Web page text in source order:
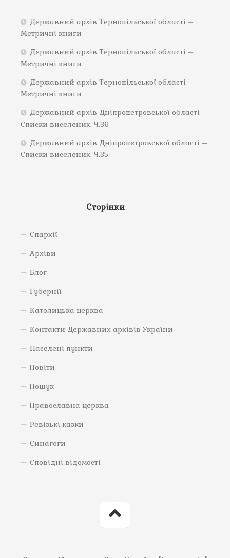
Державний архів Тернопільської області –
Метричні книги
Державний архів Тернопільської області –
Метричні книги
Державний архів Тернопільської області –
Метричні книги
Державний архів Дніпропетровської області –
Списки виселених. Ч.36
Державний архів Дніпропетровської області –
Списки виселених. Ч.35
Сторінки
Єпархії
Архіви
Блог
Губернії
Католицька церква
Контакти Державних архівів України
Населені пункти
Повіти
Пошук
Православна церква
Ревізькі казки
Синагоги
Сповідні відомості